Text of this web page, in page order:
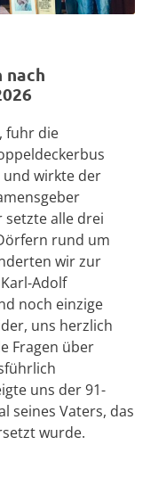
nach
fuhr die
und wirkte der
setzte alle drei
rund um
wir zur
Adolf
noch einzige
uns herzlich
Fragen über
uns der 91-
seines Vaters, das
wurde.